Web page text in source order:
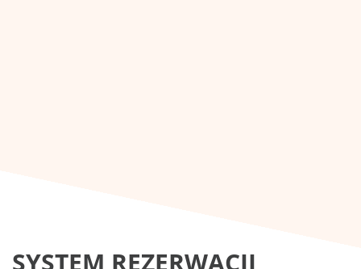
SYSTEM REZERWACJI